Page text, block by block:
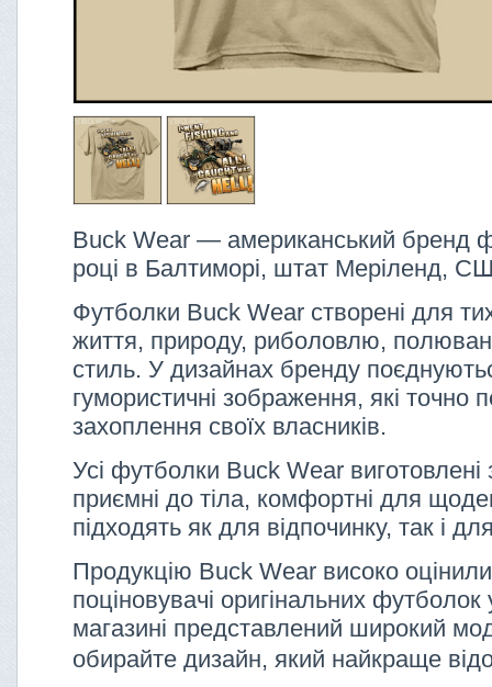
Buck Wear — американський бренд
році в Балтиморі, штат Меріленд,
Футболки Buck Wear створені для
життя, природу, риболовлю,
стиль. У дизайнах бренду
гумористичні зображення, які точно
захоплення своїх власників.
Усі футболки Buck Wear
приємні до тіла, комфортні для
підходять як для відпочинку, так і
Продукцію Buck Wear високо
поціновувачі оригінальних
магазині представлений широкий
обирайте дизайн, який найкраще